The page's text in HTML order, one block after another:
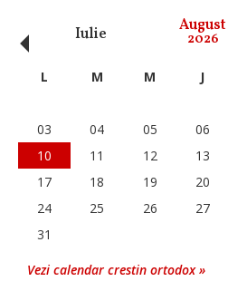
Iulie August
2026
‹ L M M J
03
04 05 06
10
11 12 13
17
18 19 20
24
25 26 27
31
Vezi calendar crestin ortodox »